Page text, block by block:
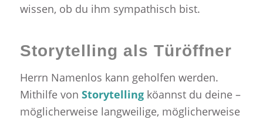
wissen, ob du ihm sympathisch bist.
Storytelling als Türöffner
Herrn Namenlos kann geholfen werden.
Mithilfe von Storytellingköannst du deine –
möglicherweise langweilige, möglicherweise